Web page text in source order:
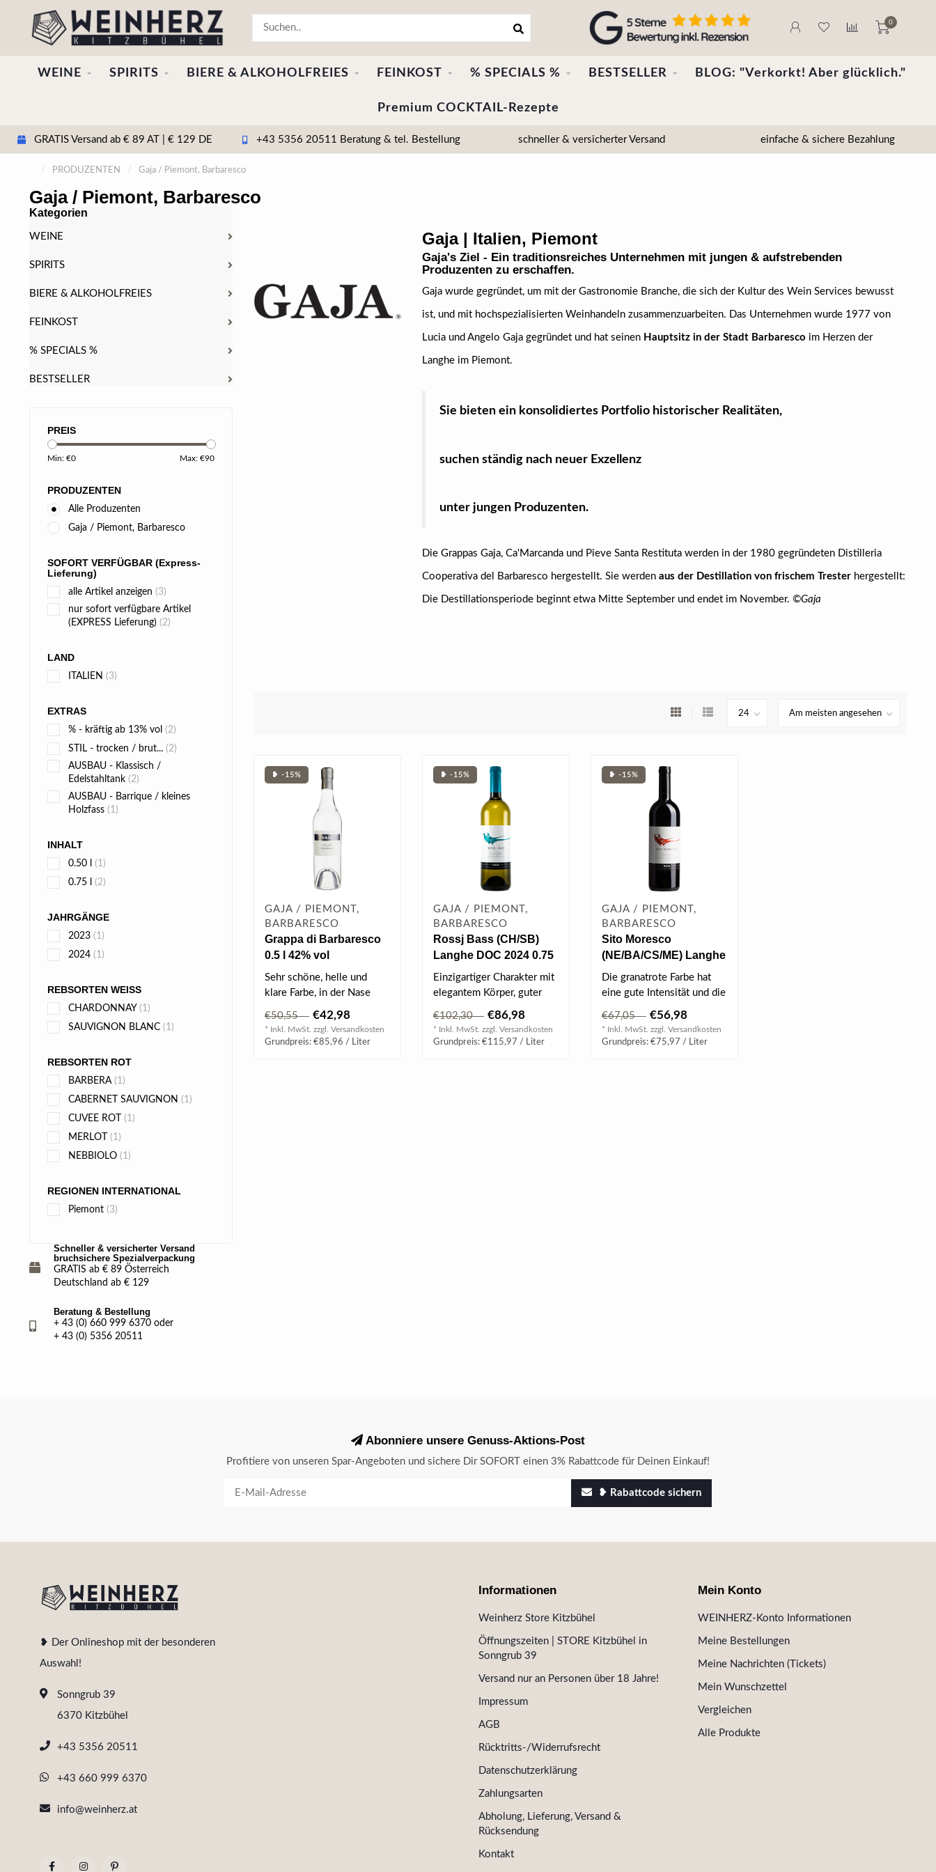
0
WEINE SPIRITS BIERE & ALKOHOLFREIES FEINKOST % SPECIALS % BESTSELLER BLOG: "Verkorkt! Aber glücklich."
Premium COCKTAIL-Rezepte
GRATIS Versand ab € 89 AT | € 129 DE +43 5356 20511 Beratung & tel. Bestellung schneller & versicherter Versand einfache & sichere Bezahlung
/ PRODUZENTEN / Gaja / Piemont, Barbaresco
Gaja / Piemont, Barbaresco
PREIS
Min: €0 Max: €90
PRODUZENTEN
Alle Produzenten
Gaja / Piemont, Barbaresco
SOFORT VERFÜGBAR (Express-
Lieferung)
alle Artikel anzeigen (3)
nur sofort verfügbare Artikel
(EXPRESS Lieferung) (2)
LAND
ITALIEN (3)
EXTRAS
% - kräftig ab 13% vol (2)
STIL - trocken / brut... (2)
AUSBAU - Klassisch /
Edelstahltank (2)
AUSBAU - Barrique / kleines
Holzfass (1)
INHALT
0.50 l (1)
0.75 l (2)
JAHRGÄNGE
2023 (1)
2024 (1)
REBSORTEN WEISS
CHARDONNAY (1)
SAUVIGNON BLANC (1)
REBSORTEN ROT
BARBERA (1)
CABERNET SAUVIGNON (1)
CUVEE ROT (1)
MERLOT (1)
NEBBIOLO (1)
REGIONEN INTERNATIONAL
Piemont (3)
Kategorien
WEINE
SPIRITS
BIERE & ALKOHOLFREIES
FEINKOST
% SPECIALS %
BESTSELLER
Schneller & versicherter Versand
bruchsichere Spezialverpackung
GRATIS ab € 89 Österreich
Deutschland ab € 129
Beratung & Bestellung
+ 43 (0) 660 999 6370 oder
+ 43 (0) 5356 20511
Gaja | Italien, Piemont
Gaja's Ziel - Ein traditionsreiches Unternehmen mit jungen & aufstrebenden
Produzenten zu erschaffen.
Gaja wurde gegründet, um mit der Gastronomie Branche, die sich der Kultur des Wein Services bewusst
ist, und mit hochspezialisierten Weinhandeln zusammenzuarbeiten. Das Unternehmen wurde 1977 von
Lucia und Angelo Gaja gegründet und hat seinen Hauptsitz in der Stadt Barbaresco im Herzen der
Langhe im Piemont.
Sie bieten ein konsolidiertes Portfolio historischer Realitäten,
suchen ständig nach neuer Exzellenz
unter jungen Produzenten.
Die Grappas Gaja, Ca'Marcanda und Pieve Santa Restituta werden in der 1980 gegründeten Distilleria
Cooperativa del Barbaresco hergestellt. Sie werden aus der Destillation von frischem Tresterhergestellt:
Die Destillationsperiode beginnt etwa Mitte September und endet im November. ©Gaja
❥ -15%
GAJA / PIEMONT,
BARBARESCO
Grappa di Barbaresco
0.5 l 42% vol
Sehr schöne, helle und
klare Farbe, in der Nase
getrockne..
€50,55 €42,98
* Inkl. MwSt. zzgl. Versandkosten
Grundpreis: €85,96 / Liter
❥ -15%
GAJA / PIEMONT,
BARBARESCO
Rossj Bass (CH/SB)
Langhe DOC 2024 0.75
l
Einzigartiger Charakter mit
elegantem Körper, guter
€102,30 €86,98
* Inkl. MwSt. zzgl. Versandkosten
Grundpreis: €115,97 / Liter
❥ -15%
GAJA / PIEMONT,
BARBARESCO
Sito Moresco
(NE/BA/CS/ME) Langhe
DOP 2023 0.75 l
Die granatrote Farbe hat
eine gute Intensität und die
€67,05 €56,98
* Inkl. MwSt. zzgl. Versandkosten
Grundpreis: €75,97 / Liter
Abonniere unsere Genuss-Aktions-Post
Profitiere von unseren Spar-Angeboten und sichere Dir SOFORT einen 3% Rabattcode für Deinen Einkauf!
❥ Rabattcode sichern
❥ Der Onlineshop mit der besonderen
Auswahl!
Sonngrub 39
6370 Kitzbühel
+43 5356 20511
+43 660 999 6370
info@weinherz.at
Informationen
Weinherz Store Kitzbühel
Öffnungszeiten | STORE Kitzbühel in
Sonngrub 39
Versand nur an Personen über 18 Jahre!
Impressum
AGB
Rücktritts-/Widerrufsrecht
Datenschutzerklärung
Zahlungsarten
Abholung, Lieferung, Versand &
Rücksendung
Kontakt
Mein Konto
WEINHERZ-Konto Informationen
Meine Bestellungen
Meine Nachrichten (Tickets)
Mein Wunschzettel
Vergleichen
Alle Produkte